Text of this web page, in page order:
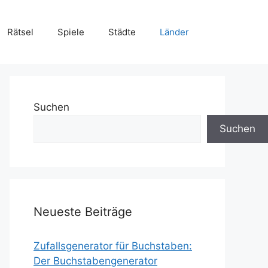
Rätsel Spiele Städte Länder
Suchen
Suchen
Neueste Beiträge
Zufallsgenerator für Buchstaben:
Der Buchstabengenerator